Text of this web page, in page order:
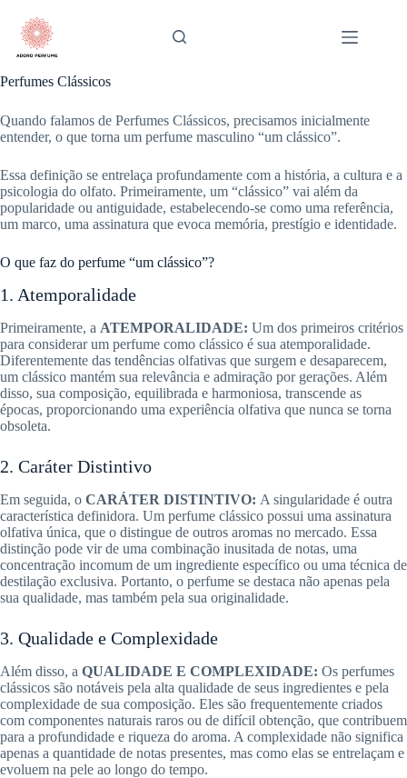
para
conteúdo
Perfumes Clássicos
Quando falamos de Perfumes Clássicos, precisamos inicialmente
entender, o que torna um perfume masculino “um clássico”.
Essa definição se entrelaça profundamente com a história, a cultura e a
psicologia do olfato. Primeiramente, um “clássico” vai além da
popularidade ou antiguidade, estabelecendo-se como uma referência,
um marco, uma assinatura que evoca memória, prestígio e identidade.
O que faz do perfume “um clássico”?
1. Atemporalidade
Primeiramente, a ATEMPORALIDADE: Um dos primeiros critérios
para considerar um perfume como clássico é sua atemporalidade.
Diferentemente das tendências olfativas que surgem e desaparecem,
um clássico mantém sua relevância e admiração por gerações. Além
disso, sua composição, equilibrada e harmoniosa, transcende as
épocas, proporcionando uma experiência olfativa que nunca se torna
obsoleta.
2. Caráter Distintivo
Em seguida, o CARÁTER DISTINTIVO: A singularidade é outra
característica definidora. Um perfume clássico possui uma assinatura
olfativa única, que o distingue de outros aromas no mercado. Essa
distinção pode vir de uma combinação inusitada de notas, uma
concentração incomum de um ingrediente específico ou uma técnica de
destilação exclusiva. Portanto, o perfume se destaca não apenas pela
sua qualidade, mas também pela sua originalidade.
3. Qualidade e Complexidade
Além disso, a QUALIDADE E COMPLEXIDADE: Os perfumes
clássicos são notáveis pela alta qualidade de seus ingredientes e pela
complexidade de sua composição. Eles são frequentemente criados
com componentes naturais raros ou de difícil obtenção, que contribuem
para a profundidade e riqueza do aroma. A complexidade não significa
apenas a quantidade de notas presentes, mas como elas se entrelaçam e
evoluem na pele ao longo do tempo.